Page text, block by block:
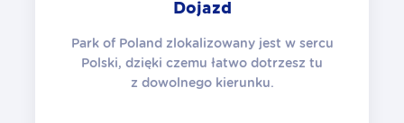
Dojazd
Park of Poland zlokalizowany jest w sercu
Polski, dzięki czemu łatwo dotrzesz tu
z dowolnego kierunku.